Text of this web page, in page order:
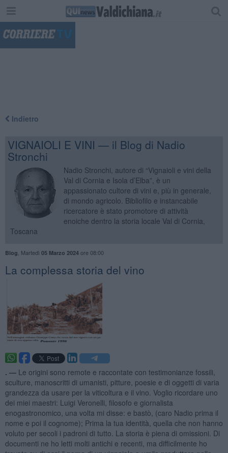
Indietro
VIGNAIOLI E VINI — il Blog di Nadio
Stronchi
Nadio Stronchi, autore di “Vignaioli e vini della
Val di Cornia e Isola d’Elba”, è un
appassionato cultore di vini e, più in generale,
di mondo agricolo. Bibliofilo e instancabile
ricercatore è stato promotore di attività
enoiche dentro la storia locale Val di Cornia,
Toscana
Blog Martedì 05 Marzo 2024ore 08:00
​La complessa storia del vino
. — Le origini sono remote e raccontate con testimonianze fossili,
sculture, manoscritti di umanisti, pitture, poesie e di oggetti di varia
grandezza da usare per la viticoltura e il vino. Voglio ricordare uno
dei miei maestri: Luigi Veronelli, filosofo e giornalista
enogastronomico, una volta mi disse: e bastò, (caro Nadio prima il
nome e poi il cognome); Prima la tua identità, quella che non hanno
voluto per secoli i padroni di tutto. La storia è piena di omissioni. Di
documenti ne ho letti molti antichi e recenti, ma difficilmente ho